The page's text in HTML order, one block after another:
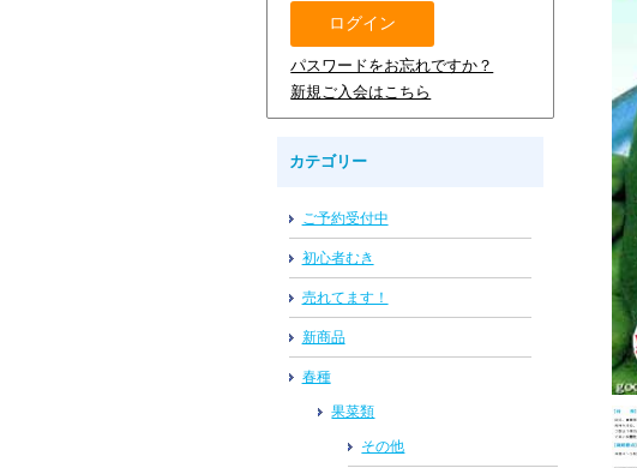
パスワードをお忘れですか？
新規ご入会はこちら
カテゴリー
ご予約受付中
初心者むき
売れてます！
新商品
春種
果菜類
その他